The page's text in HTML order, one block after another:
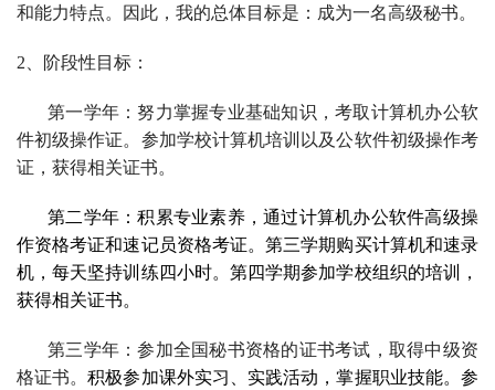
和能力特点。
因此，我的总体目标是：成为一名高级秘书。
2 、阶段性目标：
第一学年：努力掌握专业基础知识，考取计算机办公软
件初级操作证。参加学校计算机培训以及公软件初级操作考
证，获得相关证书。
第二学年：积累专业素养，通过计算机办公软件高级操
作资格考证和速记员资格考证。第三学期购买计算机和速录
机，每天坚持训练四小时。第四学期参加学校组织的培训，
获得相关证书。
第三学年：参加全国秘书资格的证书考试，取得中级资
格证书。积极参加课外实习、实践活动，掌握职业技能。参